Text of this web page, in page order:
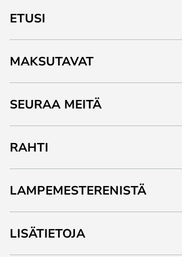
ETUSI
MAKSUTAVAT
SEURAA MEITÄ
RAHTI
LAMPEMESTERENISTÄ
LISÄTIETOJA